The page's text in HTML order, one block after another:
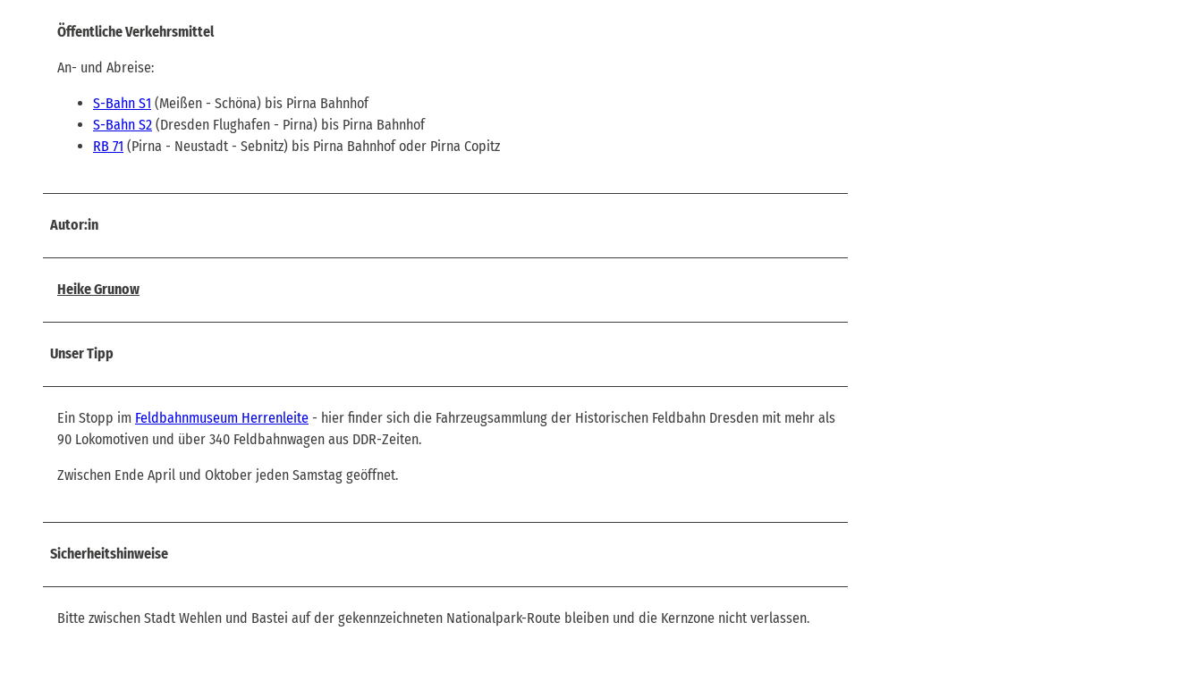
Öffentliche Verkehrsmittel
An- und Abreise:
S-Bahn S1 (Meißen - Schöna) bis Pirna Bahnhof
S-Bahn S2 (Dresden Flughafen - Pirna) bis Pirna Bahnhof
RB 71 (Pirna - Neustadt - Sebnitz) bis Pirna Bahnhof oder Pirna Copitz
Autor:in
Heike Grunow
Unser Tipp
Ein Stopp im Feldbahnmuseum Herrenleite - hier finder sich die Fahrzeugsammlung der Historischen Feldbahn Dresden mit mehr als
90 Lokomotiven und über 340 Feldbahnwagen aus DDR-Zeiten.
Zwischen Ende April und Oktober jeden Samstag geöffnet.
Sicherheitshinweise
Bitte zwischen Stadt Wehlen und Bastei auf der gekennzeichneten Nationalpark-Route bleiben und die Kernzone nicht verlassen.